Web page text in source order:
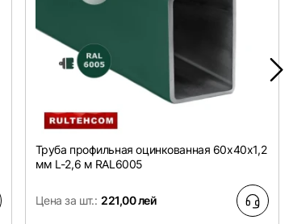
Труба профильная оцинкованная 60х40x1,2
мм L-2,6 м RAL6005
Цена за шт.: 221,00 лей